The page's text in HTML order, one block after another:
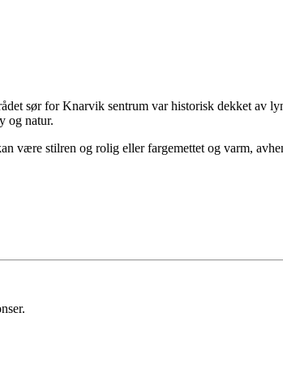
sør for Knarvik sentrum var historisk dekket av
og natur.
stilren og rolig eller fargemettet og varm,